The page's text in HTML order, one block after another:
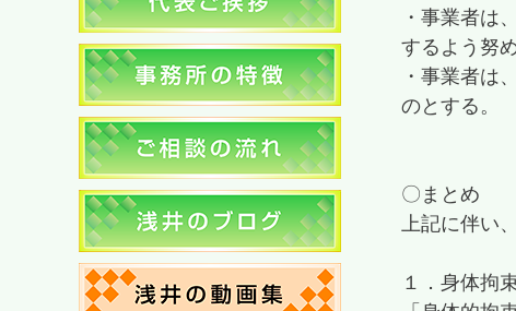
・事業者は
するよう努
・事業者は
のとする。
〇まとめ
上記に伴い
１．身体拘